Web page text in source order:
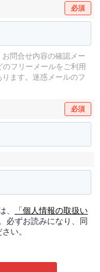
必須
問合せ内容の確認メー
フリーメールをご利用
ます。 迷惑メールのフ
必須
、
「個人情報の取扱い
必ずお読みになり、同
い。